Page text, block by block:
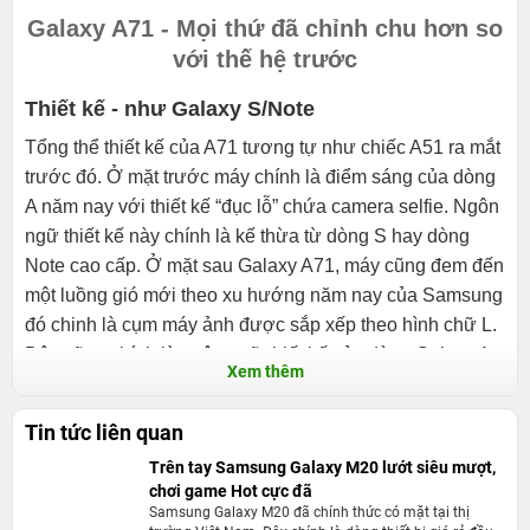
Galaxy A71 - Mọi thứ đã chỉnh chu hơn so
với thế hệ trước
Thiết kế - như Galaxy S/Note
Tổng thể thiết kế của A71 tương tự như chiếc A51 ra mắt
trước đó. Ở mặt trước máy chính là điểm sáng của dòng
A năm nay với thiết kế “đục lỗ” chứa camera selfie. Ngôn
ngữ thiết kế này chính là kế thừa từ dòng S hay dòng
Note cao cấp. Ở mặt sau Galaxy A71, máy cũng đem đến
một luồng gió mới theo xu hướng năm nay của Samsung
đó chinh là cụm máy ảnh được sắp xếp theo hình chữ L.
Đây cũng chính là ngôn ngữ thiết kế của dòng Galaxy A
Galaxy A71 có khung làm bằng nhựa trông khá mỏng với
độ dày chỉ 7,7 mm. Trên các cạnh, thiết bị này vẫn có các
cổng phím quen thuộc với loa đơn nằm ở cạnh đáy với
Xem thêm
Tin tức liên quan
Trên tay Samsung Galaxy M20 lướt siêu mượt,
chơi game Hot cực đã
Samsung Galaxy M20 đã chính thức có mặt tại thị